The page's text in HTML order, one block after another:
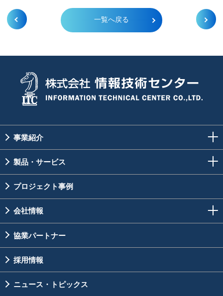
一覧へ戻る
事業紹介
製品・サービス
プロジェクト事例
会社情報
協業パートナー
採用情報
ニュース・トピックス